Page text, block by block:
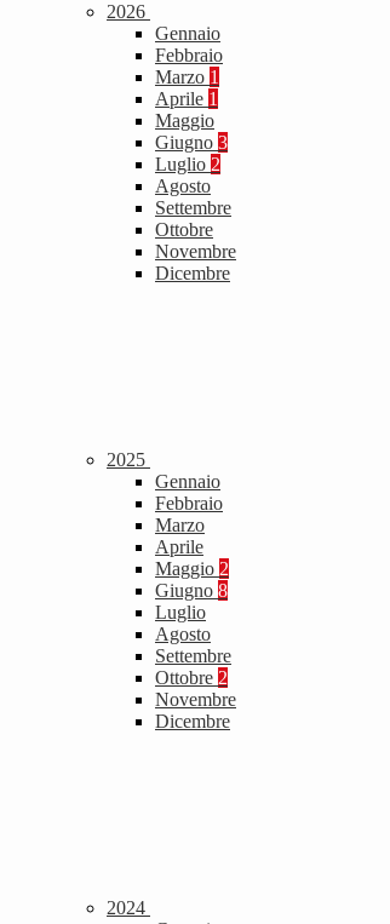
2026
Gennaio
Febbraio
Marzo 1
Aprile 1
Maggio
Giugno 3
Luglio 2
Agosto
Settembre
Ottobre
Novembre
Dicembre
2025
Gennaio
Febbraio
Marzo
Aprile
Maggio 2
Giugno 8
Luglio
Agosto
Settembre
Ottobre 2
Novembre
Dicembre
2024